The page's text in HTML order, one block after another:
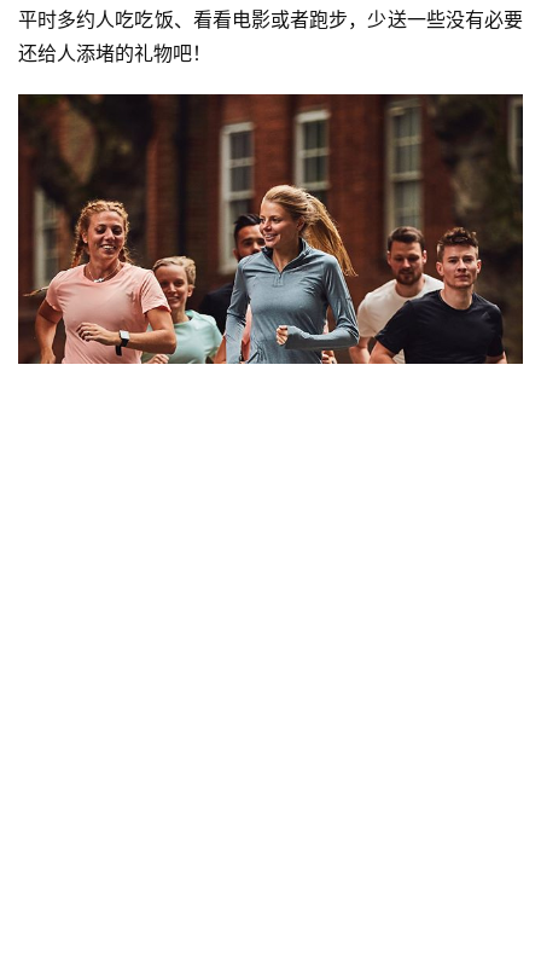
平时多约人吃吃饭、看看电影或者跑步，少送一些没有必要
还给人添堵的礼物吧！